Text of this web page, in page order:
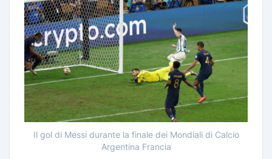
Il gol di Messi durante la finale dei Mondiali di Calcio
Argentina Francia